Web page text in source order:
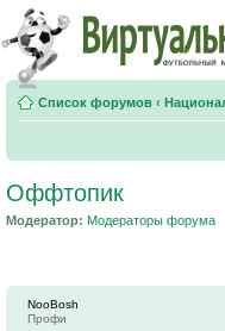
Список форумов ‹
Оффтопик
Модератор: Модераторы форума
NooBosh
Профи